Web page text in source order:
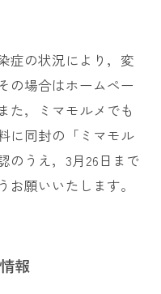
症の状況により，変
の場合はホームペー
た，ミマモルメでも
に同封の「ミマモル
のうえ，3月26日まで
願いいたします。
報